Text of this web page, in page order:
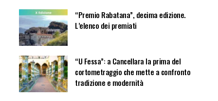
“Premio Rabatana”, decima edizione.
L’elenco dei premiati
“U Fessa”: a Cancellara la prima del
cortometraggio che mette a confronto
tradizione e modernità